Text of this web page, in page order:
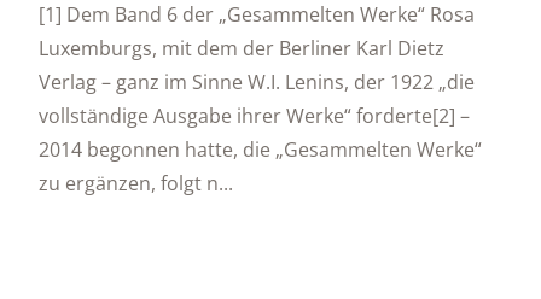
[1] Dem Band 6 der „Gesammelten Werke“ Rosa
Luxemburgs, mit dem der Berliner Karl Dietz
Verlag – ganz im Sinne W.I. Lenins, der 1922 „die
vollständige Ausgabe ihrer Werke“ forderte[2] –
2014 begonnen hatte, die „Gesammelten Werke“
zu ergänzen, folgt n...